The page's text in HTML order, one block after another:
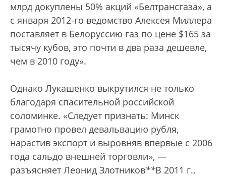
млрд докуплены 50% акций «Белтрансгаза», а
с января 2012-го ведомство Алексея Миллера
поставляет в Белоруссию газ по цене $165 за
тысячу кубов, это почти в два раза дешевле,
чем в 2010 году».
Однако Лукашенко выкрутился не только
благодаря спасительной российской
соломинке. «Следует признать: Минск
грамотно провел девальвацию рубля,
нарастив экспорт и выровняв впервые с 2006
года сальдо внешней торговли», —
разъясняет Леонид Злотников**В 2011 г.,